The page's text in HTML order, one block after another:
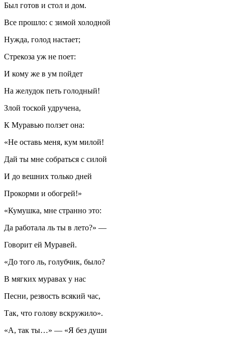
Был готов и стол и дом.
Все прошло: с зимой холодной
Нужда, голод настает;
Стрекоза уж не поет:
И кому же в ум пойдет
На желудок петь голодный!
Злой тоской удручена,
К Муравью ползет она:
«Не оставь меня, кум милой!
Дай ты мне собраться с силой
И до вешних только дней
Прокорми и обогрей!»
«Кумушка, мне странно это:
Да работала ль ты в лето?» —
Говорит ей Муравей.
«До того ль, голубчик, было?
В мягких муравах у нас
Песни, резвость всякий час,
Так, что голову вскружило».
«А, так ты…» — «Я без души